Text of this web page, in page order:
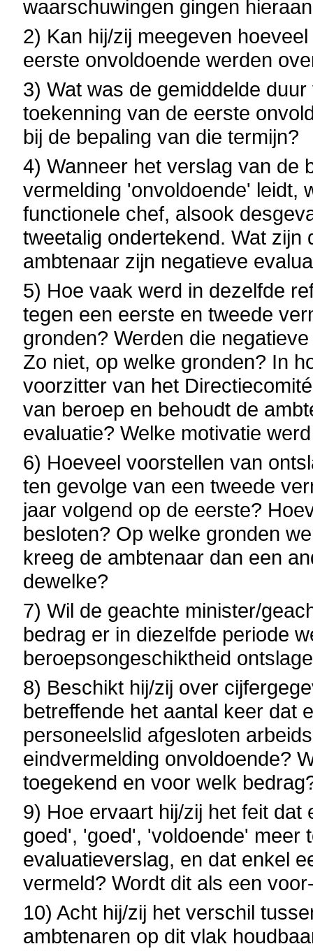
waarschuwingen gingen
2) Kan hij/zij meegeven
eerste onvoldoende werden
3) Wat was de gemiddelde
toekenning van de eerste
bij de bepaling van die termijn?
4) Wanneer het verslag van de
vermelding 'onvoldoende' leidt,
functionele chef, alsook
tweetalig ondertekend. Wat
ambtenaar zijn negatieve
5) Hoe vaak werd in dezelfde
tegen een eerste en tweede
gronden? Werden die
Zo niet, op welke gronden? In
voorzitter van het
van beroep en behoudt de
evaluatie? Welke motivatie
6) Hoeveel voorstellen van
ten gevolge van een tweede
jaar volgend op de eerste?
besloten? Op welke gronden
kreeg de ambtenaar dan een
dewelke?
7) Wil de geachte minister/
bedrag er in diezelfde periode
beroepsongeschiktheid
8) Beschikt hij/zij over
betreffende het aantal keer dat
personeelslid afgesloten
eindvermelding onvoldoende?
toegekend en voor welk
9) Hoe ervaart hij/zij het feit
goed', 'goed', 'voldoende' meer
evaluatieverslag, en dat enkel
vermeld? Wordt dit als een
10) Acht hij/zij het verschil
ambtenaren op dit vlak